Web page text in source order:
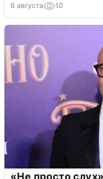
6 августа 10
«Не просто